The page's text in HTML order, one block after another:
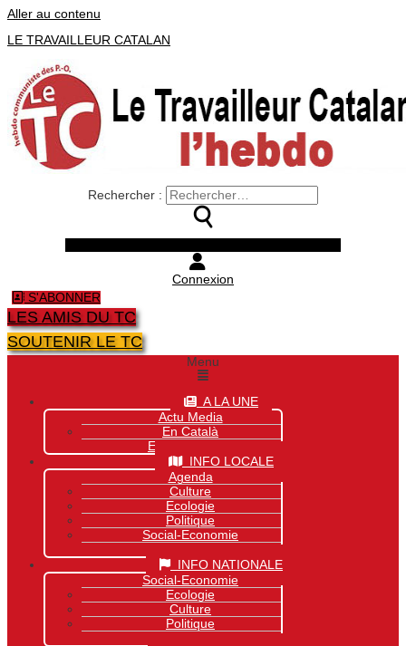
Aller au contenu
LE TRAVAILLEUR CATALAN
Rechercher :
Connexion
S'ABONNER
LES AMIS DU TC
SOUTENIR LE TC
Menu
A LA UNE
Actu Media
En Català
Exclusivité Site
INFO LOCALE
Agenda
Culture
Ecologie
Politique
Social-Economie
INFO NATIONALE
Social-Economie
Ecologie
Culture
Politique